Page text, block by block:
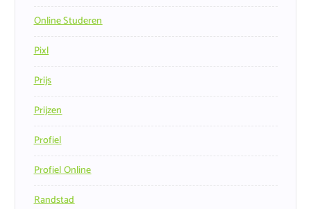
Online Studeren
Pixl
Prijs
Prijzen
Profiel
Profiel Online
Randstad